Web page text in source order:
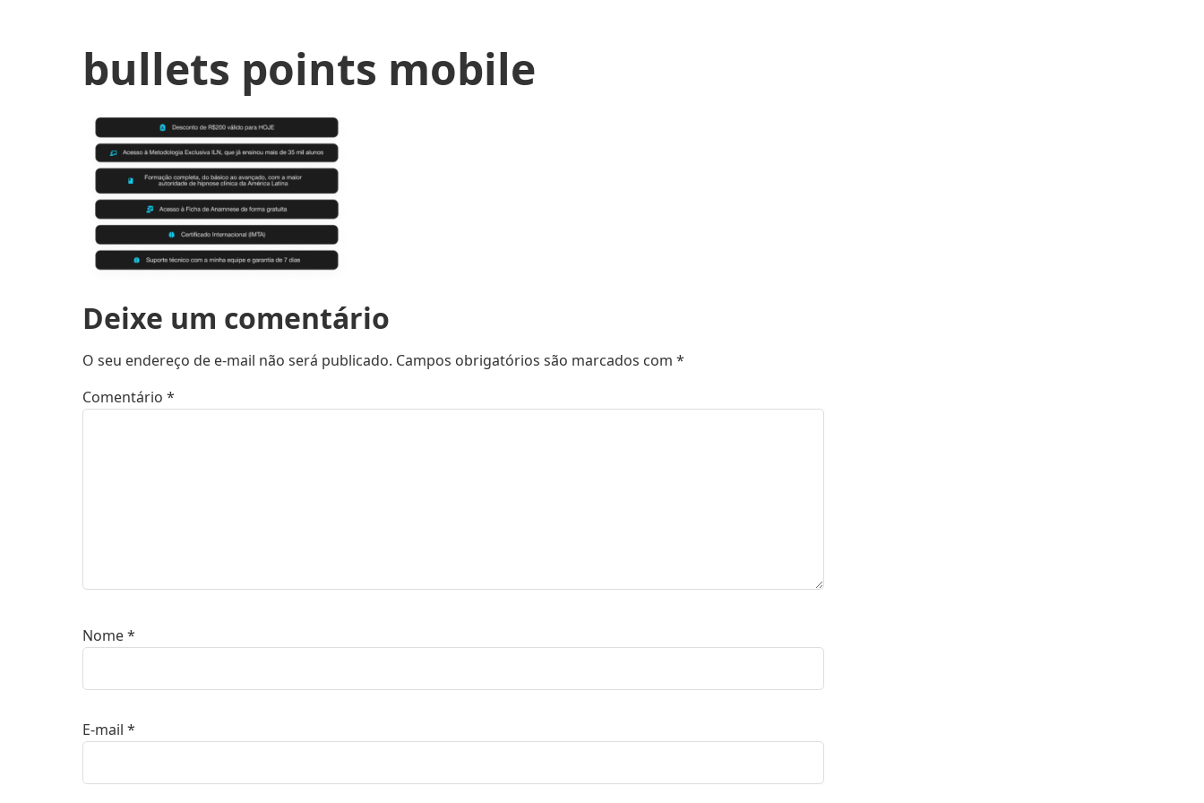
bullets points mobile
Deixe um comentário
O seu endereço de e-mail não será publicado. Campos obrigatórios são marcados com *
Comentário *
Nome*
E-mail *